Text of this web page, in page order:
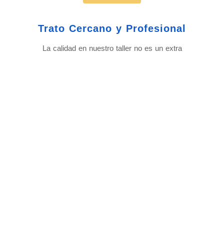
Trato Cercano y Profesional
La calidad en nuestro taller no es un extra